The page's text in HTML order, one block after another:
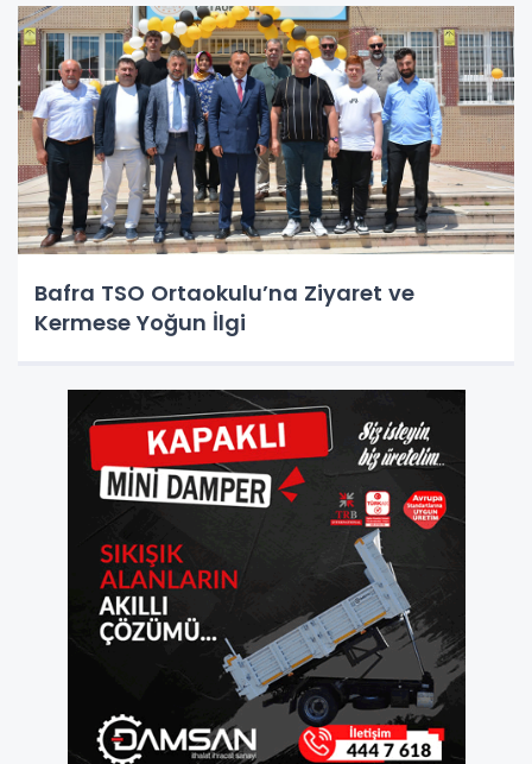
Bafra TSO Ortaokulu’na Ziyaret ve
Kermese Yoğun İlgi